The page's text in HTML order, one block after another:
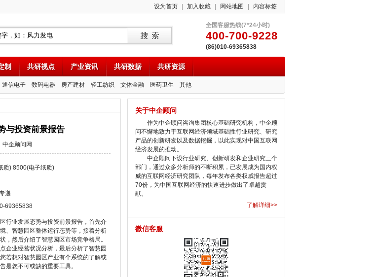
设为首页 加入收藏 网站地图 内容标签
全国客服热线(7*24小时)
400-700-9228
(86)010-69365838
制 共研视点 产业资讯 共研数据 共研资源
通信电子 数码电器 房产建材 轻工纺织 文体金融 医药卫生 其他
与投资前景报告
企顾问网
质) 8500(电子纸质)
递
69365838
行业发展态势与投资前景报告，首先介
、智慧园区整体运行态势等，接着分析
，然后介绍了智慧园区市场竞争格局。
企业经营状况分析，最后分析了智慧园
若想对智慧园区产业有个系统的了解或
是您不可或缺的重要工具。
关于中企顾问
作为中企顾问咨询集团核心基础研究机构，中企顾
问不懈地致力于互联网经济领域基础性行业研究、研究
产品的创新研发以及数据挖掘，以此实现对中国互联网
经济发展的推动。
中企顾问下设行业研究、创新研发和企业研究三个
部门，通过众多分析师的不断积累，已发展成为国内权
威的互联网经济研究团队，每年发布各类权威报告超过
70份，为中国互联网经济的快速进步做出了卓越贡
献。
了解详细>>
微信客服